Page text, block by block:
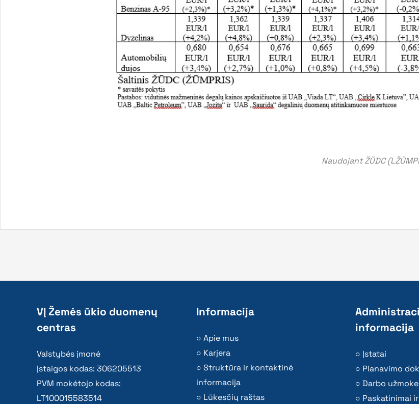
Naudojant ŽŪDC
VĮ Žemės ūkio duomenų
centras
Valstybės įmonė
Įstaigos kodas: 306205513
PVM mokėtojo kodas:
LT100015583514
Informacija
Apie mus
Karjera
Struktūra ir kontaktinė
informacija
Lūkesčių raštas
informacija
Įstatai
Planavimo
Darbo
Paskatinimai